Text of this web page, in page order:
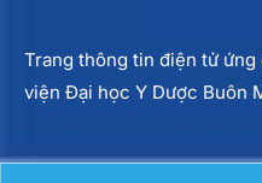
Trang thông tin điện tử
viện Đại học Y Dược Buôn